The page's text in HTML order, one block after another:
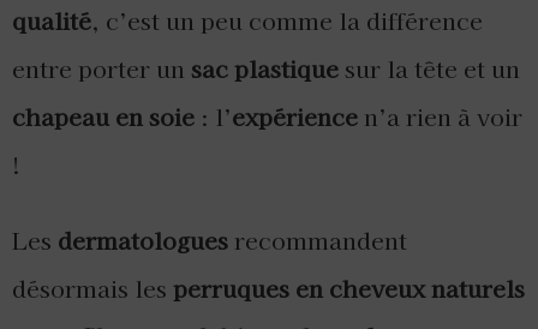
qualité, c’est un peu comme la différence
entre porter un sac plastiquesur la tête et un
chapeau en soie : l’expérience n’a rien à voir
!
Les dermatologues recommandent
désormais les perruques en cheveux naturels